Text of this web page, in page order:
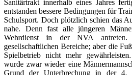
Sanitärtrakt innerhalb eines Jahres
entstanden bessere Bedingungen für
Schulsport. Doch plötzlich schien das
nahe. Denn fast alle jüngeren
Wehrdienst in der NVA
gesellschaftlichen Bereiche; aber die
Spielbetrieb nicht mehr
wurde zwar wieder eine
Grund der Unterbrechung in der 4.